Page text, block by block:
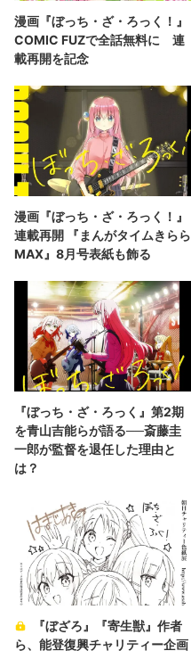
漫画『ぼっち・ざ・ろっく！』
COMIC FUZで全話無料に 連
載再開を記念
漫画『ぼっち・ざ・ろっく！』
連載再開 『まんがタイムきらら
MAX』8月号表紙も飾る
『ぼっち・ざ・ろっく』第2期
を青山吉能らが語る──斎藤圭
一郎が監督を退任した理由と
は？
『ぼざろ』『寄生獣』作者
ら、能登復興チャリティー企画